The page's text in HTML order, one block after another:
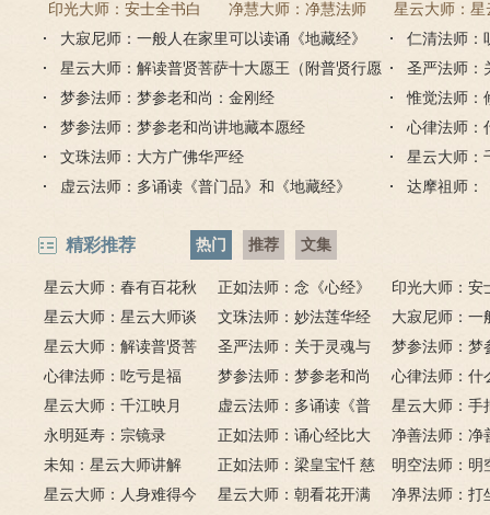
印光大师：安士全书白
话解
净慧大师：净慧法师
《楞严经》浅译
星云大师：星
《心经
大寂尼师：一般人在家里可以读诵《地藏经》
吗？
仁清法师：
星云大师：解读普贤菩萨十大愿王（附普贤行愿
品全文）
圣严法师：
梦参法师：梦参老和尚：金刚经
惟觉法师：
梦参法师：梦参老和尚讲地藏本愿经
心律法师：
文珠法师：大方广佛华严经
星云大师：
虚云法师：多诵读《普门品》和《地藏经》
达摩祖师：
精彩推荐 热门 推荐 文集
星云大师：春有百花秋
有月，夏有凉风冬有雪；
若无闲事挂心头，便是人
间好时节。
正如法师：念《心经》
比《大悲咒》更好吗？
印光大师：安
话解
星云大师：星云大师谈
《心经》
文珠法师：妙法莲华经
大寂尼师：一
里可以读诵《
吗？
星云大师：解读普贤菩
萨十大愿王（附普贤行愿
品全文）
圣严法师：关于灵魂与
鬼的终极真相
梦参法师：梦
尚：金刚经
心律法师：吃亏是福
梦参法师：梦参老和尚
讲地藏本愿经
心律法师：什
有缘？
星云大师：千江映月
虚云法师：多诵读《普
门品》和《地藏经》
星云大师：手
满田，低头便
六根清净方为
来是向前。
永明延寿：宗镜录
正如法师：诵心经比大
悲咒功德大吗
净善法师：净
看风水与算命
运？
未知：星云大师讲解
正如法师：梁皇宝忏 慈
悲道场
明空法师：明
《心经》中的
星云大师：人身难得今
星云大师：朝看花开满
净界法师：打